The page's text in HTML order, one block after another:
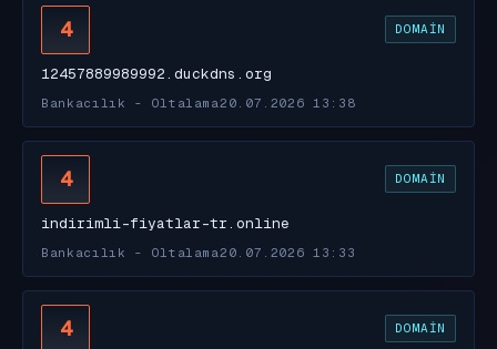
4 DOMAIN
12457889989992.duckdns.org
Bankacılık - Oltalama20.07.2026 13:38
4 DOMAIN
indirimli-fiyatlar-tr.online
Bankacılık - Oltalama20.07.2026 13:33
4 DOMAIN